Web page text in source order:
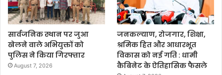
सार्वजनिक स्थान पर जुआ
खेलने वाले अभियुक्तों को
पुलिस ने किया गिरफ्तार
August 7, 2026
जनकल्याण, रोजगार, शिक्षा,
श्रमिक हित और आधारभूत
विकास को नई गति : धामी
कैबिनेट के ऐतिहासिक फैसले